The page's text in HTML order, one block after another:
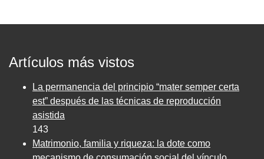
Artículos más vistos
La permanencia del principio “mater semper certa
est” después de las técnicas de reproducción
asistida
143
Matrimonio, familia y riqueza: la dote como